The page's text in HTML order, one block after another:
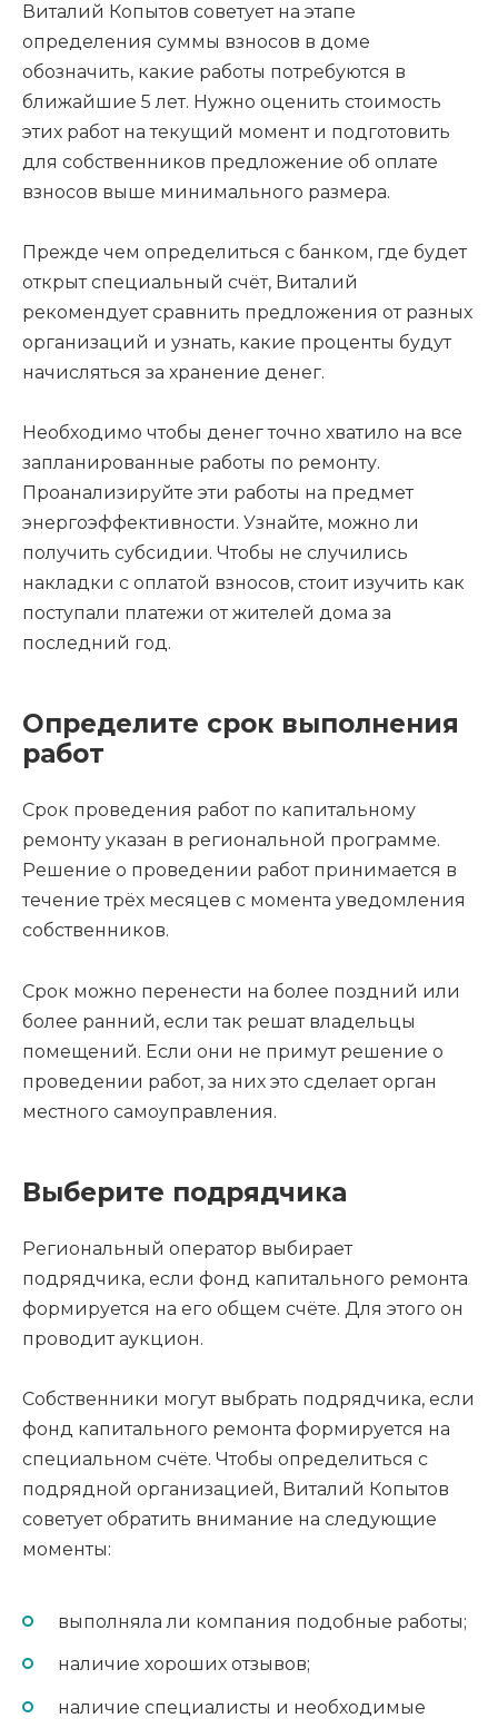
Виталий Копытов советует на этапе
определения суммы взносов в доме
обозначить, какие работы потребуются в
ближайшие 5 лет. Нужно оценить стоимость
этих работ на текущий момент и подготовить
для собственников предложение об оплате
взносов выше минимального размера.
Прежде чем определиться с банком, где будет
открыт специальный счёт, Виталий
рекомендует сравнить предложения от разных
организаций и узнать, какие проценты будут
начисляться за хранение денег.
Необходимо чтобы денег точно хватило на все
запланированные работы по ремонту.
Проанализируйте эти работы на предмет
энергоэффективности. Узнайте, можно ли
получить субсидии. Чтобы не случились
накладки с оплатой взносов, стоит изучить как
поступали платежи от жителей дома за
последний год.
Определите срок выполнения
работ
Срок проведения работ по капитальному
ремонту указан в региональной программе.
Решение о проведении работ принимается в
течение трёх месяцев с момента уведомления
собственников.
Срок можно перенести на более поздний или
более ранний, если так решат владельцы
помещений. Если они не примут решение о
проведении работ, за них это сделает орган
местного самоуправления.
Выберите подрядчика
Региональный оператор выбирает
подрядчика, если фонд капитального ремонта
формируется на его общем счёте. Для этого он
проводит аукцион.
Собственники могут выбрать подрядчика, если
фонд капитального ремонта формируется на
специальном счёте. Чтобы определиться с
подрядной организацией, Виталий Копытов
советует обратить внимание на следующие
моменты:
выполняла ли компания подобные работы;
наличие хороших отзывов;
наличие специалисты и необходимые